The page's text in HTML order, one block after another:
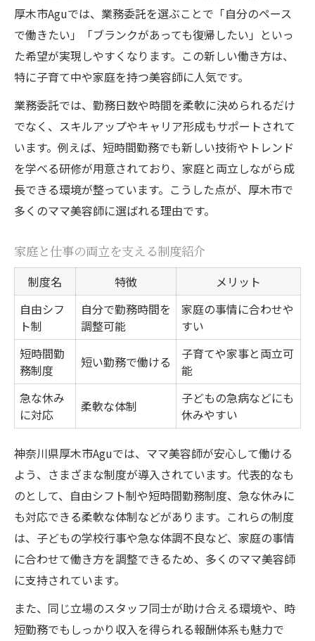
厚木市Aguでは、業務委託を選ぶことで「自分のペース
で働きたい」「ブランクがあっても復帰したい」といっ
た希望が実現しやすくなります。この新しい働き方は、
特に子育て中や家庭を持つ美容師に人気です。
業務委託では、勤務日数や時間を柔軟に決められるだけ
でなく、スキルアップやキャリア形成もサポートされて
います。例えば、短時間勤務でも新しい技術やトレンド
を学べる研修が用意されており、家庭と両立しながら成
長できる環境が整っています。こうした点が、厚木市で
多くのママ美容師に選ばれる理由です。
家庭と仕事の両立を支える制度紹介
制度名 特徴
メリット
自由シフ
ト制
自分で勤務時間を
調整可能
家庭の事情に合わせや
すい
短時間勤
務制度
短い勤務で働ける
子育てや家事と両立可
能
急な休み
に対応
柔軟な体制
子どもの急病などにも
休みやすい
神奈川県厚木市Aguでは、ママ美容師が安心して働ける
よう、さまざまな制度が導入されています。代表的なも
のとして、自由シフト制や短時間勤務制度、急な休みに
も対応できる柔軟な体制などがあります。これらの制度
は、子どもの学校行事や急な体調不良など、家庭の事情
に合わせて働き方を調整できるため、多くのママ美容師
に支持されています。
また、同じ立場のスタッフ同士が助け合える環境や、時
短勤務でもしっかり収入を得られる報酬体系も魅力で